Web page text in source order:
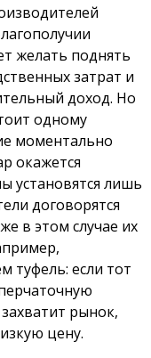
желать поднять
затрат и
доход. Но
одному
моментально
окажется
установятся лишь
договорятся
в этом случае их
туфель: если тот
рынок,
цену.